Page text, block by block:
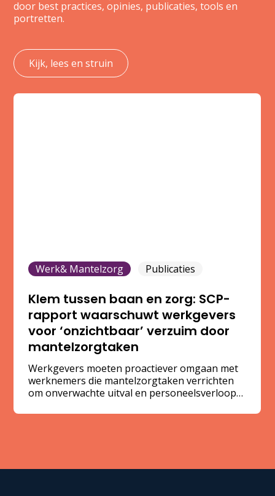
door best practices, opinies, publicaties, tools en
portretten.
Kijk, lees en struin
Werk& Mantelzorg Publicaties
Klem tussen baan en zorg: SCP-
rapport waarschuwt werkgevers
voor ‘onzichtbaar’ verzuim door
mantelzorgtaken
Werkgevers moeten proactiever omgaan met
werknemers die mantelzorgtaken verrichten
om onverwachte uitval en personeelsverloop
mantelzorgers in Nederland is de impact op de
verbinding’.